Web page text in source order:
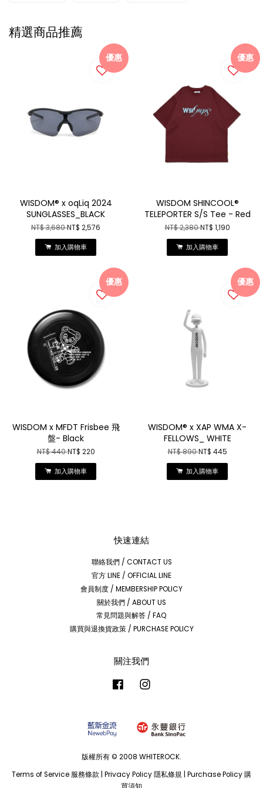
精選商品推薦
優惠
WISDOM® x oqLiq 2024
SUNGLASSES_BLACK
NT$ 3,680NT$ 2,576
加入購物車
優惠
WISDOM SHINCOOL®
TELEPORTER S/S Tee - Red
NT$ 2,380NT$ 1,190
加入購物車
優惠
WISDOM x MFDT Frisbee 飛
盤- Black
NT$ 440NT$ 220
加入購物車
優惠
WISDOM® x XAP WMA X-
FELLOWS_ WHITE
NT$ 890NT$ 445
加入購物車
快速連結
聯絡我們 / CONTACT US
官方 LINE / OFFICIAL LINE
會員制度 / MEMBERSHIP POLICY
關於我們 / ABOUT US
常見問題與解答 / FAQ
購買與退換貨政策 / PURCHASE POLICY
關注我們
Facebook
版權所有 © 2008 WHITEROCK.
Terms of Service 服務條款 Privacy Policy 隱私條規 Purchase Policy 購